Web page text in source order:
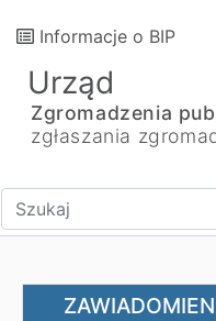
Informacje o BIP
Urząd
Zgromadzenia
zgłaszania
Wpisz tekst do wyszukania
ZAWIADOMIENIE O